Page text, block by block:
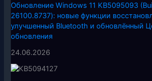
Обновление Windows 11 KB5095093
26100.8737): новые функции
улучшенный Bluetooth и обновлённый
обновления
24.06.2026